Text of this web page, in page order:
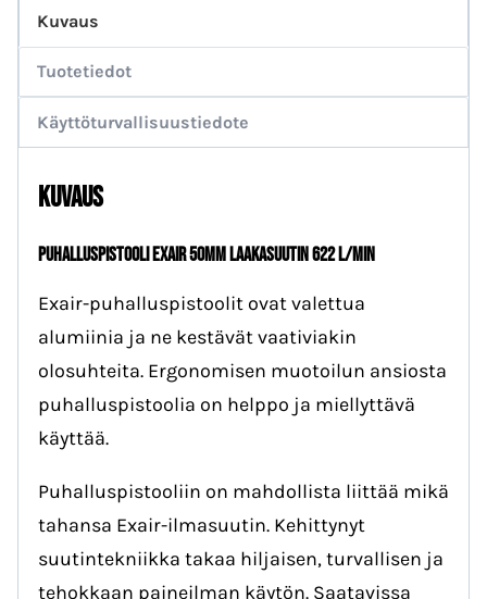
Kuvaus
Tuotetiedot
Käyttöturvallisuustiedote
Kuvaus
Puhalluspistooli EXAIR 50mm laakasuutin 622 l/min
Exair-puhalluspistoolit ovat valettua
alumiinia ja ne kestävät vaativiakin
olosuhteita. Ergonomisen muotoilun ansiosta
puhalluspistoolia on helppo ja miellyttävä
käyttää.
Puhalluspistooliin on mahdollista liittää mikä
tahansa Exair-ilmasuutin. Kehittynyt
suutintekniikka takaa hiljaisen, turvallisen ja
tehokkaan paineilman käytön. Saatavissa